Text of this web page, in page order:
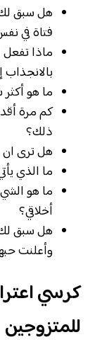
هل سبق
فتاة في
ماذا تفعل
بالانجذاب
ما هو
كم مرة
ذلك؟
هل ترى
ما الذي
ما هو
أخلاقي؟
هل سبق لك
وأعلنت
كرسي
للمتزوجين